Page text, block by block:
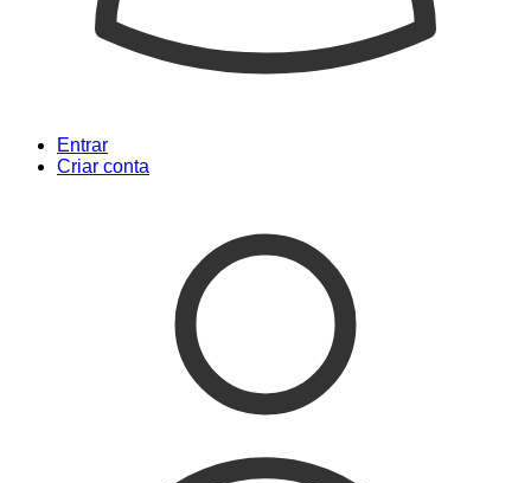
Entrar
Criar conta